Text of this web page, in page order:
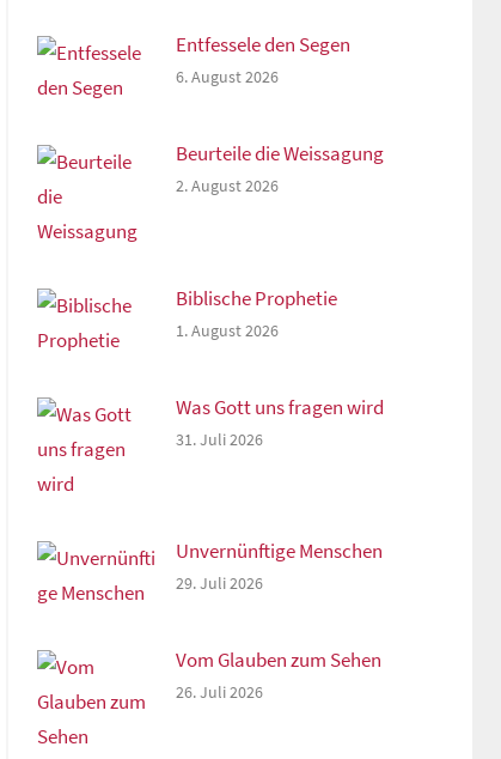
Entfessele den Segen
6. August 2026
Beurteile die Weissagung
2. August 2026
Biblische Prophetie
1. August 2026
Was Gott uns fragen wird
31. Juli 2026
Unvernünftige Menschen
29. Juli 2026
Vom Glauben zum Sehen
26. Juli 2026